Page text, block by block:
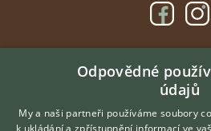
DOMOVSKÁ
INZERCE
DISKUSE
ČLÁNKY
Odpovědné
údajů
My a naši partneři používáme soubory
k ukládání a zpřístupnění informací ve